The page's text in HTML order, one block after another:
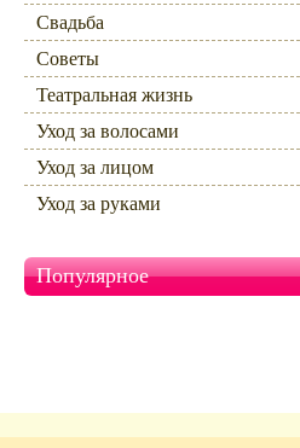
Свадьба
Советы
Театральная жизнь
Уход за волосами
Уход за лицом
Уход за руками
Популярное